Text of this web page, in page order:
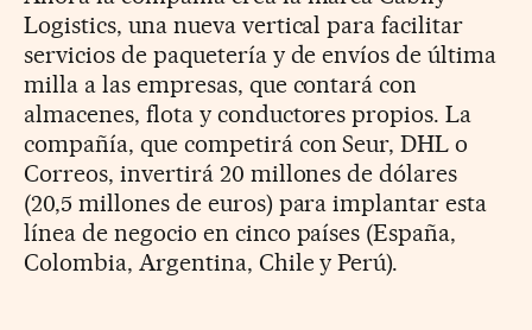
Logistics, una nueva vertical para facilitar
servicios de paquetería y de envíos de última
milla a las empresas, que contará con
almacenes, flota y conductores propios. La
compañía, que competirá con Seur, DHL o
Correos, invertirá 20 millones de dólares
(20,5 millones de euros) para implantar esta
línea de negocio en cinco países (España,
Colombia, Argentina, Chile y Perú).